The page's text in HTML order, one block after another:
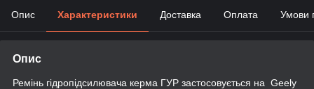
Опис Характеристики Доставка Оплата Умови
Опис
Ремінь гідропідсилювача керма ГУР застосовується на Geely